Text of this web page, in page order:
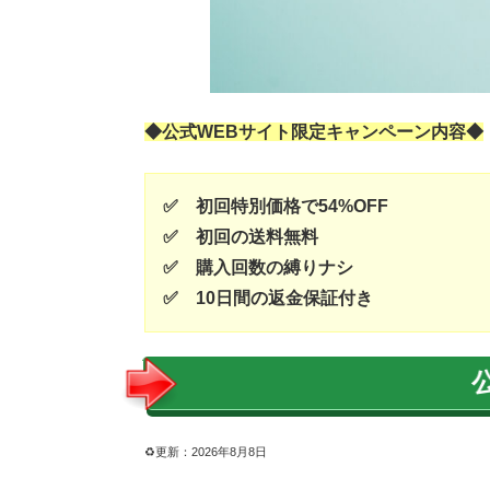
◆公式WEBサイト限定キャンペーン内容◆
✅ 初回特別価格で54%OFF
✅ 初回の送料無料
✅ 購入回数の縛りナシ
✅ 10日間の返金保証付き
♻︎更新：2026年8月8日